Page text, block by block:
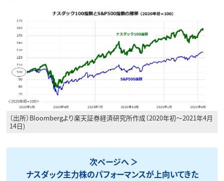
（出所）Bloombergより楽天証券経済研究所作成（2020年初～2021年4月
14日)
次ページへ
ナスダック主力株のパフォーマンスが上向いてきた